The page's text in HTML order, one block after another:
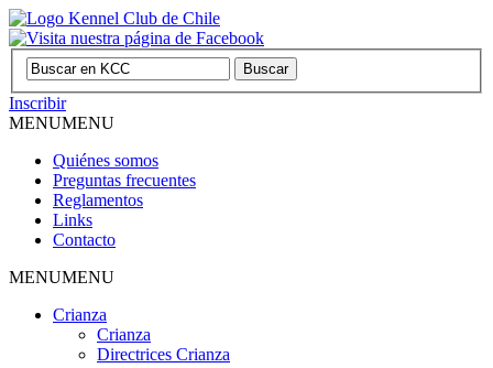
Inscribir
MENUMENU
Quiénes somos
Preguntas frecuentes
Reglamentos
Links
Contacto
MENUMENU
Crianza
Crianza
Directrices Crianza